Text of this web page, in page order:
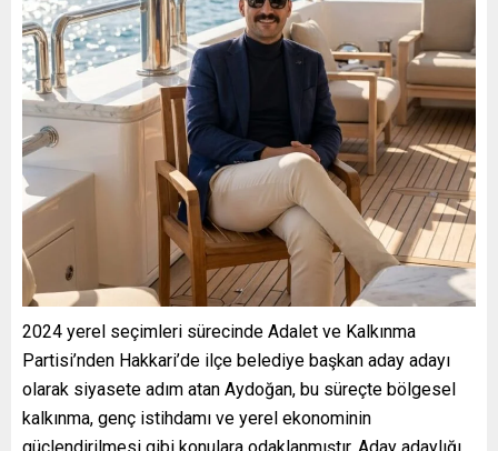
2024 yerel seçimleri sürecinde Adalet ve Kalkınma
Partisi’nden Hakkari’de ilçe belediye başkan aday adayı
olarak siyasete adım atan Aydoğan, bu süreçte bölgesel
kalkınma, genç istihdamı ve yerel ekonominin